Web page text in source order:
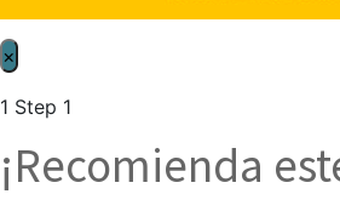
×
1 Step 1
¡Recomienda